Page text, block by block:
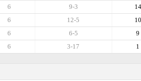
14
9-3
6
10
12-5
6
9
6-5
6
1
3-17
6